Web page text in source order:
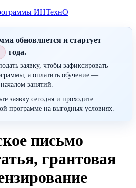
ИНТехнО
обновляется и стартует
года.
заявку, чтобы зафиксировать
а оплатить обучение —
занятий.
заявку сегодня и проходите
программе на выгодных условиях.
письмо
грантовая